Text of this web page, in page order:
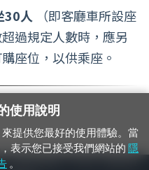
30人 （即客廳車所設座
過規定人數時，應另
座位，以供乘座。
僅限發現軌道、平交道、橋樑及隧
使用說明
提供您最好的使用體驗。當
表示您已接受我們網站的 隱
。